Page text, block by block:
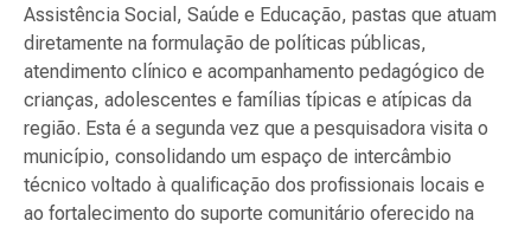
Assistência Social, Saúde e Educação, pastas que atuam
diretamente na formulação de políticas públicas,
atendimento clínico e acompanhamento pedagógico de
crianças, adolescentes e famílias típicas e atípicas da
região. Esta é a segunda vez que a pesquisadora visita o
município, consolidando um espaço de intercâmbio
técnico voltado à qualificação dos profissionais locais e
ao fortalecimento do suporte comunitário oferecido na